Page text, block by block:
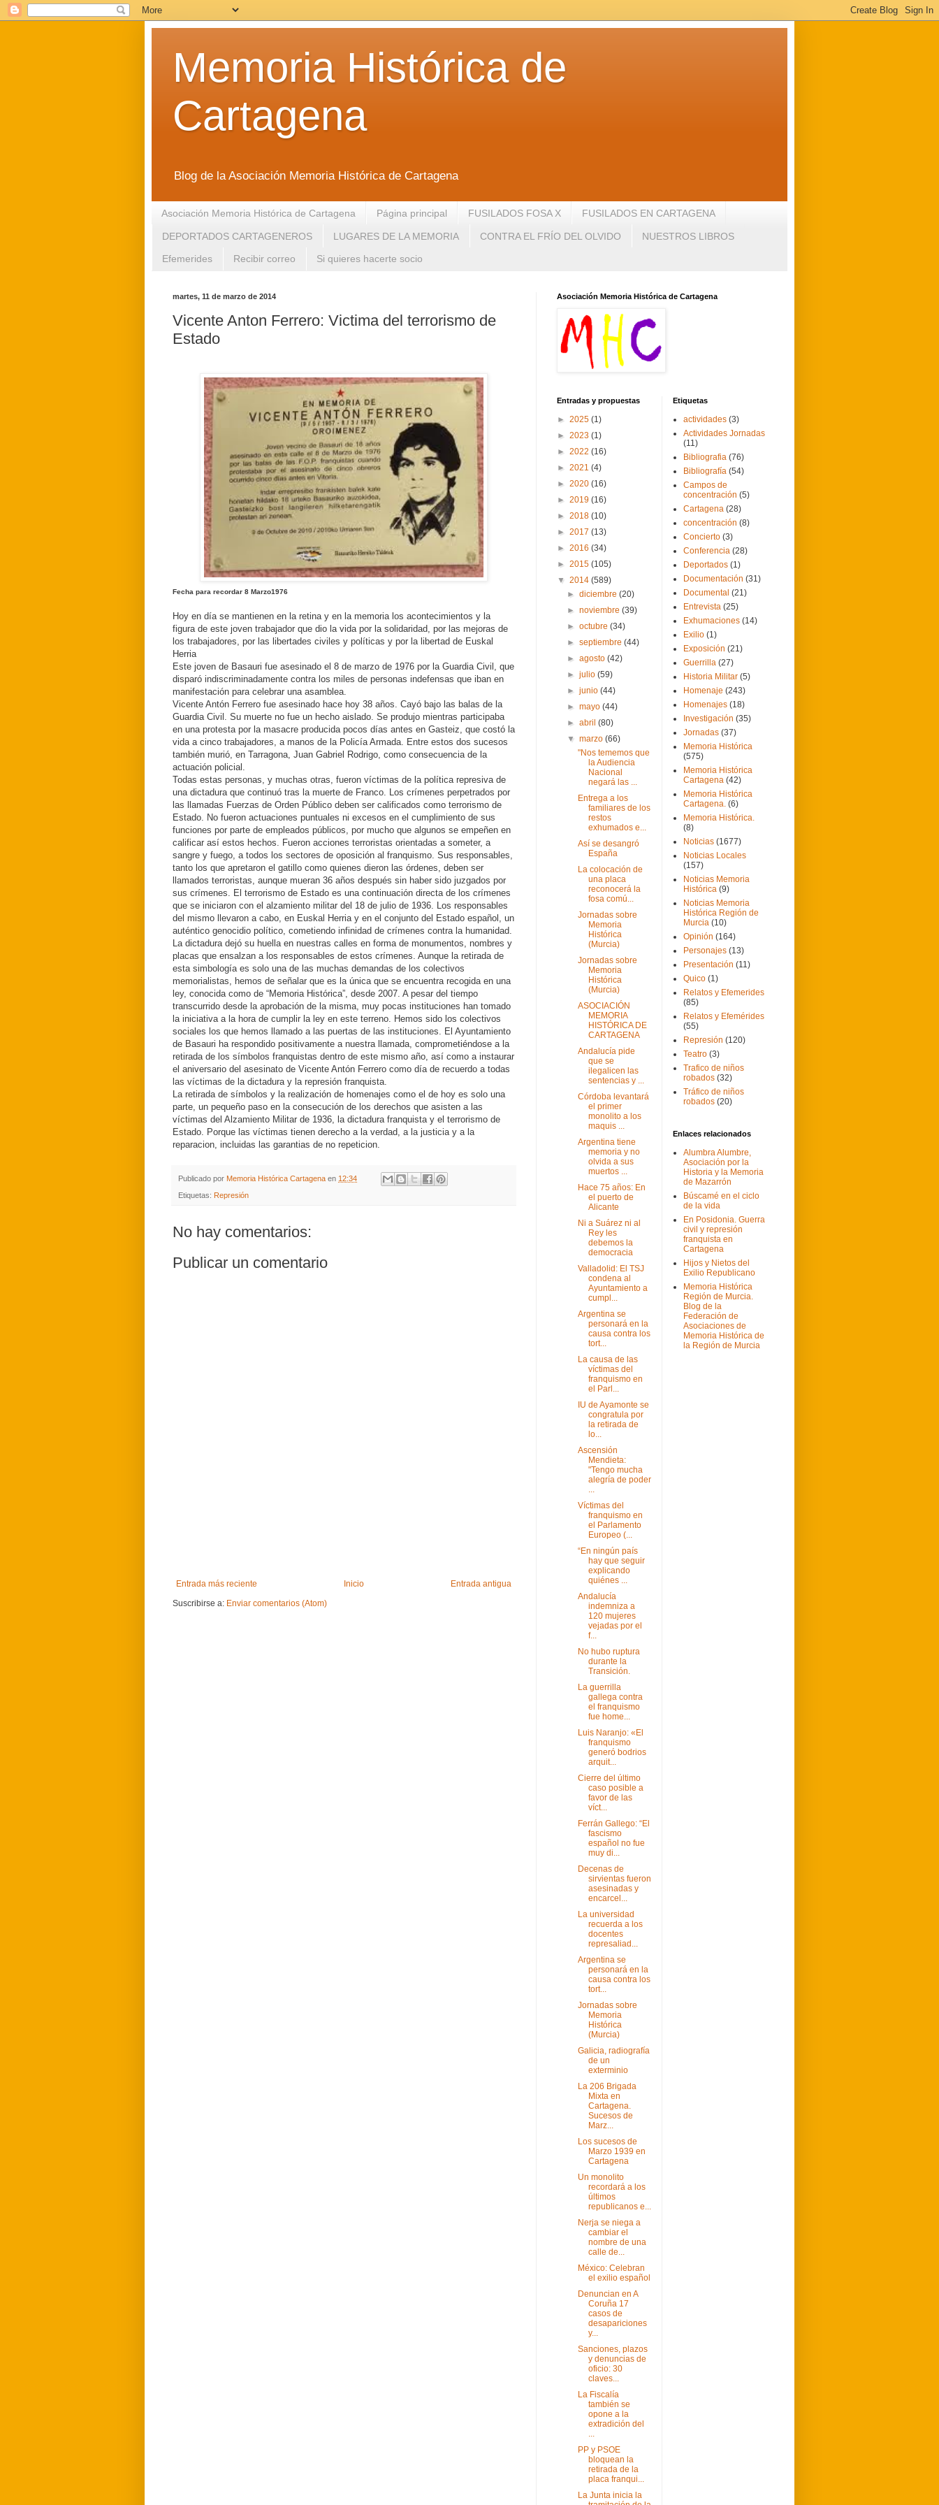
Memoria Histórica de
Cartagena
Blog de la Asociación Memoria Histórica de Cartagena
Asociación Memoria Histórica de Cartagena Página principal FUSILADOS FOSA X FUSILADOS EN CARTAGENA
DEPORTADOS CARTAGENEROS LUGARES DE LA MEMORIA CONTRA EL FRÍO DEL OLVIDO NUESTROS LIBROS
Efemerides Recibir correo Si quieres hacerte socio
martes, 11 de marzo de 2014
Vicente Anton Ferrero: Victima del terrorismo de
Estado
Fecha para recordar 8 Marzo1976
Hoy en día se mantienen en la retina y en la memoria los acontecimientos y la
figura de este joven trabajador que dio la vida por la solidaridad, por las mejoras de
los trabajadores, por las libertades civiles y políticas y por la libertad de Euskal
Herria
Este joven de Basauri fue asesinado el 8 de marzo de 1976 por la Guardia Civil, que
disparó indiscriminadamente contra los miles de personas indefensas que iban en
manifestación para celebrar una asamblea.
Vicente Antón Ferrero fue asesinado hace hoy 38 años. Cayó bajo las balas de la
Guardia Civil. Su muerte no fue un hecho aislado. Se produjo mientras participaba
en una protesta por la masacre producida pocos días antes en Gasteiz, que costó la
vida a cinco trabajadores, a manos de la Policía Armada. Entre estos dos sucesos
también murió, en Tarragona, Juan Gabriel Rodrigo, como consecuencia de la
actuación policial.
Todas estas personas, y muchas otras, fueron víctimas de la política represiva de
una dictadura que continuó tras la muerte de Franco. Los crímenes perpetrados por
las llamadas Fuerzas de Orden Público deben ser calificados como terrorismo de
Estado. No fueron actuaciones puntuales ni excesos en el cumplimiento de sus
funciones por parte de empleados públicos, por mucho que algunos se empeñen en
calificar así estos hechos. Fueron acciones terroristas orientadas a someter, a
sangre y fuego, a todos los sectores de oposición al franquismo. Sus responsables,
tanto los que apretaron el gatillo como quienes dieron las órdenes, deben ser
llamados terroristas, aunque mueran 36 años después sin haber sido juzgados por
sus crímenes. El terrorismo de Estado es una continuación directa de los crímenes
que se iniciaron con el alzamiento militar del 18 de julio de 1936. Los responsables
del mismo llevaron a cabo, en Euskal Herria y en el conjunto del Estado español, un
auténtico genocidio político, cometiendo infinidad de crímenes contra la humanidad.
La dictadura dejó su huella en nuestras calles en forma de monumentos, nombres y
placas que ensalzan a los responsables de estos crímenes. Aunque la retirada de
esta simbología es solo una de las muchas demandas de los colectivos
memorialistas, hemos de señalar que es la única que se encuentra recogida en una
ley, conocida como de “Memoria Histórica”, desde 2007. A pesar del tiempo
transcurrido desde la aprobación de la misma, muy pocas instituciones han tomado
la iniciativa a la hora de cumplir la ley en este terreno. Hemos sido los colectivos
sociales los que hemos llamado a las puertas de las instituciones. El Ayuntamiento
de Basauri ha respondido positivamente a nuestra llamada, comprometiéndose a la
retirada de los símbolos franquistas dentro de este mismo año, así como a instaurar
el aniversario del asesinato de Vicente Antón Ferrero como día de recuerdo a todas
las víctimas de la dictadura y la represión franquista.
La retirada de símbolos y la realización de homenajes como el de hoy es solo una
parte, un pequeño paso en la consecución de los derechos que asisten a las
víctimas del Alzamiento Militar de 1936, la dictadura franquista y el terrorismo de
Estado. Porque las víctimas tienen derecho a la verdad, a la justicia y a la
reparacion, incluidas las garantias de no repeticion.
Publicado por Memoria Histórica Cartagena en 12:34
Etiquetas: Represión
No hay comentarios:
Publicar un comentario
Entrada más reciente Entrada antigua
Inicio
Suscribirse a: Enviar comentarios (Atom)
Asociación Memoria Histórica de Cartagena
Entradas y propuestas
► 2025 (1)
► 2023 (1)
► 2022 (16)
► 2021 (4)
► 2020 (16)
► 2019 (16)
► 2018 (10)
► 2017 (13)
► 2016 (34)
► 2015 (105)
▼ 2014 (589)
►diciembre(20)
►noviembre(39)
►octubre(34)
►septiembre(44)
►agosto(42)
►julio(59)
►junio(44)
►mayo(44)
►abril(80)
▼marzo(66)
"Nos tememos que
la Audiencia
Nacional
negará las ...
Entrega a los
familiares de los
restos
exhumados e...
Así se desangró
España
La colocación de
una placa
reconocerá la
fosa comú...
Jornadas sobre
Memoria
Histórica
(Murcia)
Jornadas sobre
Memoria
Histórica
(Murcia)
ASOCIACIÓN
MEMORIA
HISTÓRICA DE
CARTAGENA
Andalucía pide
que se
ilegalicen las
sentencias y ...
Córdoba levantará
el primer
monolito a los
maquis ...
Argentina tiene
memoria y no
olvida a sus
muertos ...
Hace 75 años: En
el puerto de
Alicante
Ni a Suárez ni al
Rey les
debemos la
democracia
Valladolid: El TSJ
condena al
Ayuntamiento a
cumpl...
Argentina se
personará en la
causa contra los
tort...
La causa de las
víctimas del
franquismo en
el Parl...
IU de Ayamonte se
congratula por
la retirada de
lo...
Ascensión
Mendieta:
"Tengo mucha
alegría de poder
Víctimas del
franquismo en
el Parlamento
Europeo (...
“En ningún país
hay que seguir
explicando
quiénes ...
Andalucía
indemniza a
120 mujeres
vejadas por el
f...
No hubo ruptura
durante la
Transición.
La guerrilla
gallega contra
el franquismo
fue home...
Luis Naranjo: «El
franquismo
generó bodrios
arquit...
Cierre del último
caso posible a
favor de las
víct...
Ferrán Gallego: “El
fascismo
español no fue
muy di...
Decenas de
sirvientas fueron
asesinadas y
encarcel...
La universidad
recuerda a los
docentes
represaliad...
Argentina se
personará en la
causa contra los
tort...
Jornadas sobre
Memoria
Histórica
(Murcia)
Galicia, radiografía
de un
exterminio
La 206 Brigada
Mixta en
Cartagena.
Sucesos de
Marz...
Los sucesos de
Marzo 1939 en
Cartagena
Un monolito
recordará a los
últimos
republicanos e...
Nerja se niega a
cambiar el
nombre de una
calle de...
México: Celebran
el exilio español
Denuncian en A
Coruña 17
casos de
desapariciones
y...
Sanciones, plazos
y denuncias de
oficio: 30
claves...
La Fiscalía
también se
opone a la
extradición del
PP y PSOE
bloquean la
retirada de la
placa franqui...
La Junta inicia la
Etiquetas
actividades (3)
Actividades Jornadas
(11)
Bibliografia (76)
Bibliografía (54)
Campos de
concentración (5)
Cartagena (28)
concentración (8)
Concierto (3)
Conferencia (28)
Deportados (1)
Documentación (31)
Documental (21)
Entrevista (25)
Exhumaciones (14)
Exilio (1)
Exposición (21)
Guerrilla (27)
Historia Militar (5)
Homenaje (243)
Homenajes (18)
Investigación (35)
Jornadas (37)
Memoria Histórica
(575)
Memoria Histórica
Cartagena (42)
Memoria Histórica
Cartagena. (6)
Memoria Histórica.
(8)
Noticias (1677)
Noticias Locales
(157)
Noticias Memoria
Histórica (9)
Noticias Memoria
Histórica Región de
Murcia (10)
Opinión (164)
Personajes (13)
Presentación (11)
Quico (1)
Relatos y Efemerides
(85)
Relatos y Efemérides
(55)
Represión (120)
Teatro (3)
Trafico de niños
robados (32)
Tráfico de niños
robados (20)
Enlaces relacionados
Alumbra Alumbre,
Asociación por la
Historia y la Memoria
de Mazarrón
Búscamé en el ciclo
de la vida
En Posidonia. Guerra
civil y represión
franquista en
Cartagena
Hijos y Nietos del
Exilio Republicano
Memoria Histórica
Región de Murcia.
Blog de la
Federación de
Asociaciones de
Memoria Histórica de
la Región de Murcia